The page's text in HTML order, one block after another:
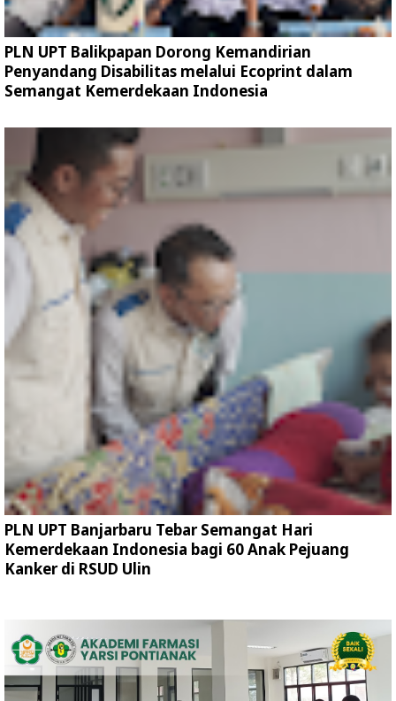
PLN UPT Balikpapan Dorong Kemandirian
Penyandang Disabilitas melalui Ecoprint dalam
Semangat Kemerdekaan Indonesia
PLN UPT Banjarbaru Tebar Semangat Hari
Kemerdekaan Indonesia bagi 60 Anak Pejuang
Kanker di RSUD Ulin